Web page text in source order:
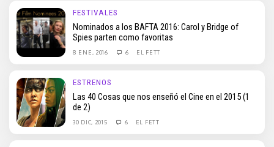
FESTIVALES
Nominados a los BAFTA 2016: Carol y Bridge of
Spies parten como favoritas
8 ENE, 2016 6 EL FETT
ESTRENOS
Las 40 Cosas que nos enseñó el Cine en el 2015 (1
de 2)
30 DIC, 2015 6 EL FETT